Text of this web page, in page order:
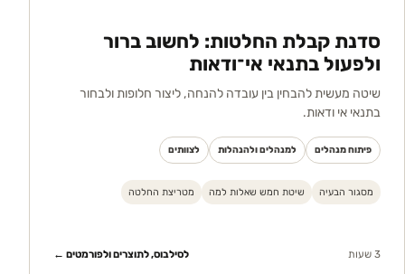
סדנת קבלת החלטות: לחשוב ברור
ולפעול בתנאי אי־ודאות
שיטה מעשית להבחין בין עובדה להנחה, ליצור חלופות ולבחור
בתנאי אי ודאות.
פיתוח מנהלים למנהלים ולהנהלות לצוותים
מסגור הבעיה שיטת חמש שאלות למה מטריצת החלטה
3 שעות לסילבוס, לתוצרים ולפורמטים ←